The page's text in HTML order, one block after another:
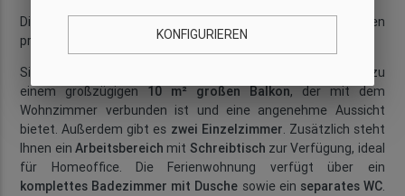
Die Ferienwohnung verfügt über eine
, die für einen
praktischen und funktionalen Aufenthalt gestaltet ist.
Sie verfügt über ein
mit Zugang zu
einem großzügigen 10 m² großen Balkon, der mit dem
Wohnzimmer verbunden ist und eine angenehme Aussicht
bietet. Außerdem gibt es zwei Einzelzimmer. Zusätzlich steht
Ihnen einArbeitsbereich mit Schreibtisch zur Verfügung, ideal
für Homeoffice. Die Ferienwohnung verfügt über ein
komplettes Badezimmer mit Dusche sowie ein separates WC.
KONFIGURIEREN